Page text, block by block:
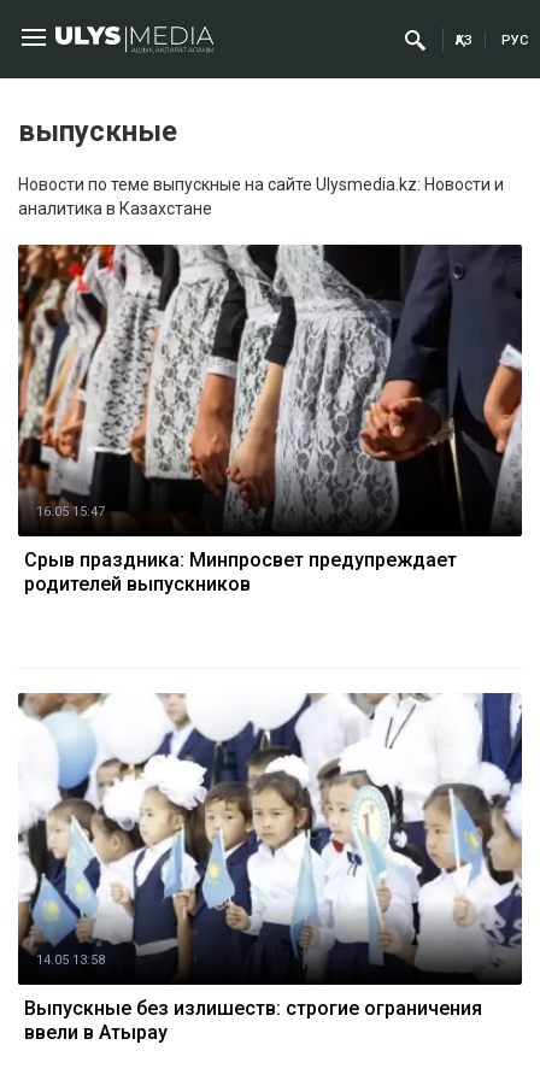
ҚАЗ РУС
выпускные
Новости по теме выпускные на сайте Ulysmedia.kz: Новости и
аналитика в Казахстане
16.05 15:47
Срыв праздника: Минпросвет предупреждает
родителей выпускников
14.05 13:58
Выпускные без излишеств: строгие ограничения
ввели в Атырау